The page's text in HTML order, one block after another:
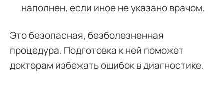
наполнен, если иное не указано врачом.
Это безопасная, безболезненная
процедура. Подготовка к ней поможет
докторам избежать ошибок в диагностике.